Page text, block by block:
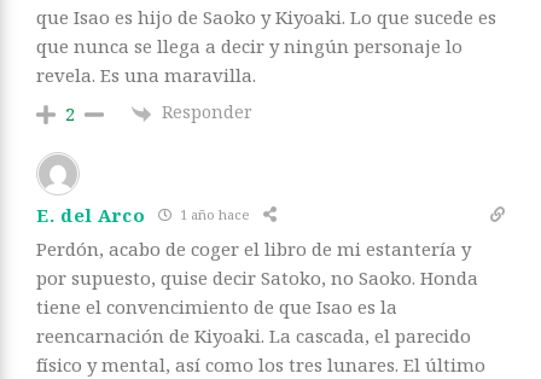
que Isao es hijo de Saoko y Kiyoaki. Lo que sucede es
que nunca se llega a decir y ningún personaje lo
revela. Es una maravilla.
2 Responder
E. del Arco 1 año hace
Perdón, acabo de coger el libro de mi estantería y
por supuesto, quise decir Satoko, no Saoko. Honda
tiene el convencimiento de que Isao es la
reencarnación de Kiyoaki. La cascada, el parecido
físico y mental, así como los tres lunares. El último